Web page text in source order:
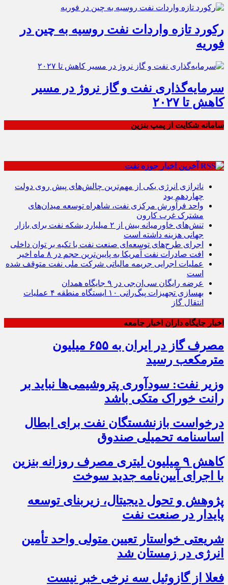
رکورد تازه واردات نفت روسیه به چین در
فوریه
سرمایه‌گذاری نفت و گاز نروژ در مسیر
کاهش تا ۲۰۲۷
سامانه شکایت از پمپ بنزین
آخرین اخبار حوزه نفت
ناترازی انرژی یکی از مهم‌ترین چالش‌های پیش روی دولت
چهاردهم بود
واحد فرآورش مرکزی نفت، شاهراه توسعه میدان‌های
مشترک غرب کارون
تنش‌های خاورمیانه بیش از ۲ میلیارد بشکه نفت برای بازار
جهانی هزینه داشته است
اجرای طرح‌های توسعه‌ای صنعت نفت با تکیه بر توان داخلی
افت صادرات نفت آمریکا به پایین‌ترین حجم در ۸ ماه اخیر
عملیات اجرایی جریمه مالیاتی شرکت ملی نفت متوقف شده
است
عرضه رایگان سی‌ان‌جی در ۹ جایگاه همدان
بهسازی تجهیزات پیگ‌رانی ۱۰ ایستگاه منطقه ۴ عملیات
انتقال گاز
اخبار جایگاه داران اخبار جامعه
مصرف گاز در ایران به ۶۵۵ میلیون
مترمکعب رسید
وزیر نفت: سودآوری پتروشیمی‌ها نباید بر
رانت خوراک متکی باشد
درخواست بازنشستگان نفت برای ابطال
اساسنامه تحمیلی صندوق
کاهش ۹ میلیون لیتری مصرف روزانه بنزین
با اجرای آیین‌نامه جدید سوخت
پژوهش و تحول دیجیتال، زیربنای توسعه
پایدار در صنعت نفت
شریعتی خواستار تعیین متولی واحد تأمین
انرژی در زمستان شد
فعلا از گازوئیل سه نرخی خبر نیست